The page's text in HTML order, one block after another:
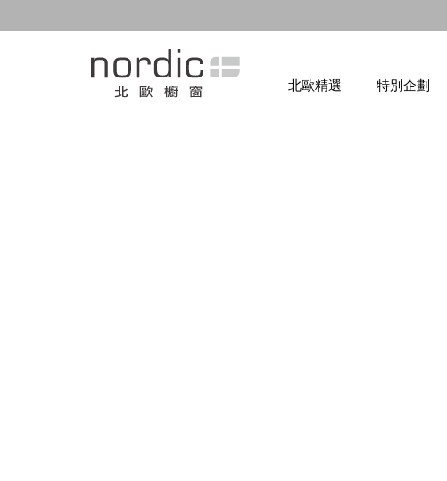
北歐精選 特別企劃